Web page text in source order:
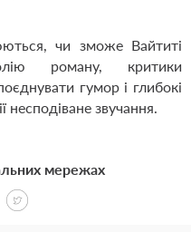
чи зможе Вайтиті
роману, критики
гумор і глибокі
несподіване звучання.
мережах